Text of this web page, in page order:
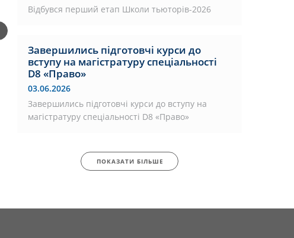
Відбувся перший етап Школи тьюторів-2026
Завершились підготовчі курси до
вступу на магістратуру спеціальності
D8 «Право»
03.06.2026
Завершились підготовчі курси до вступу на
магістратуру спеціальності D8 «Право»
ПОКАЗАТИ БІЛЬШЕ